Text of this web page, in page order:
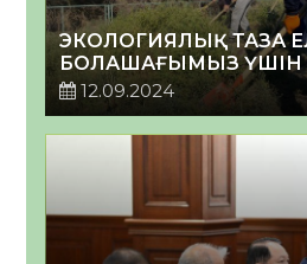
ЭКОЛОГИЯЛЫҚ ТАЗА
БОЛАШАҒЫМЫЗ
12.09.2024